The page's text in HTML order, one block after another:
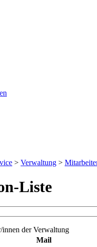
> Verwaltung >
Liste
der Verwaltung
Mail